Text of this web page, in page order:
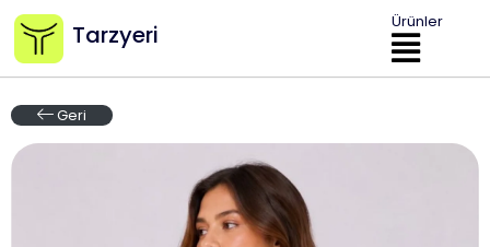
Tarzyeri Ürünler
Geri